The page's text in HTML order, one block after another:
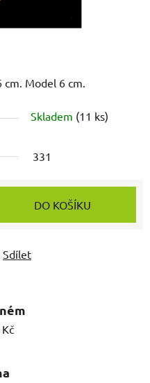
cm. Model 6 cm.
Skladem (11 ks)
331
DO KOŠÍKU
Sdílet